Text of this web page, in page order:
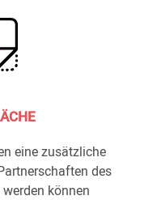
eine zusätzliche
des
können